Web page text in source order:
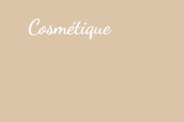
Cosmétique